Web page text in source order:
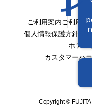
ご利用案内ご利用規
個人情報保護方針
ホテル
カスタマーハ
Copyright ©